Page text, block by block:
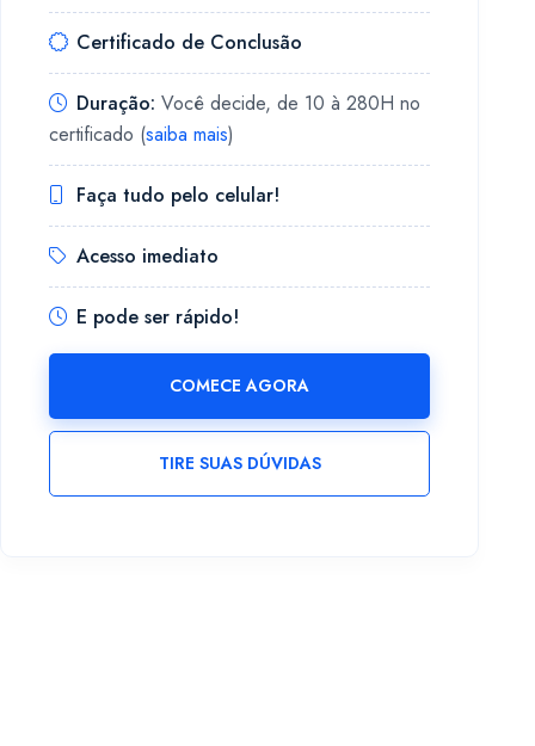
Certificado de Conclusão
Duração:Você decide, de 10 à 280H no
certificado (saiba mais)
Faça tudo pelo celular!
Acesso imediato
E pode ser rápido!
COMECE AGORA
TIRE SUAS DÚVIDAS